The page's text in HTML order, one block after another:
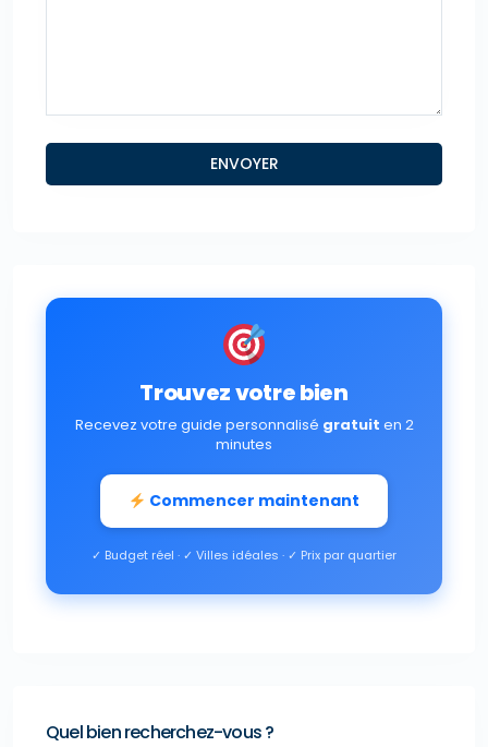
Trouvez votre bien
Recevez votre guide personnalisé gratuit en 2
minutes
Commencer maintenant
✓ Budget réel · ✓ Villes idéales · ✓ Prix par quartier
Quel bien recherchez-vous ?